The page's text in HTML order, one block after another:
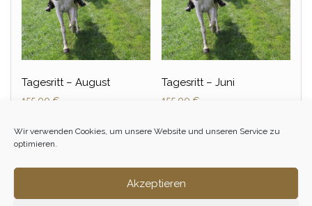
Wir verwenden Cookies, um unsere Website und unseren Service zu
optimieren.
Akzeptieren
Tagesritt – August
155,00 €
Tagesritt – Juni
155,00 €
Zum Ritt